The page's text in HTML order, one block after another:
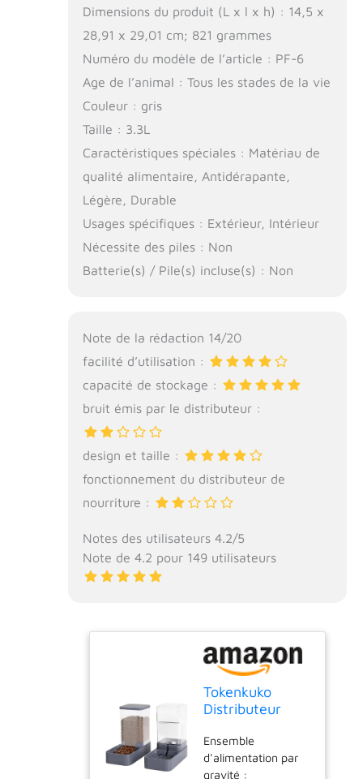
Dimensions du produit (L x l x h) : 14,5 x
28,91 x 29,01 cm; 821 grammes
Numéro du modèle de l’article : PF-6
Age de l’animal : Tous les stades de la vie
Couleur : gris
Taille : 3.3L
Caractéristiques spéciales : Matériau de
qualité alimentaire, Antidérapante,
Légère, Durable
Usages spécifiques : Extérieur, Intérieur
Nécessite des piles : Non
Batterie(s) / Pile(s) incluse(s) : Non
Note de la rédaction 14/20
facilité d’utilisation :
capacité de stockage :
bruit émis par le distributeur :
design et taille :
fonctionnement du distributeur de
nourriture :
Notes des utilisateurs 4.2/5
Note de 4.2 pour 149 utilisateurs
Tokenkuko
Distributeur
d'eau et
distributeur
Ensemble
d'alimentation par
gravité :